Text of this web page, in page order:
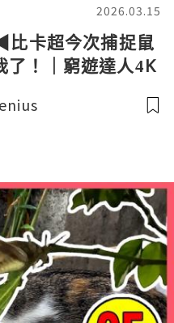
2026.03.15
比卡超今次捕捉鼠
！｜窮遊達人4K